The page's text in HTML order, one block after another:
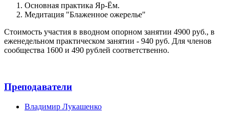
Основная практика Яр-Ём.
Медитация "Блаженное ожерелье"
Стоимость участия в вводном опорном занятии 4900 руб., в
еженедельном практическом занятии - 940 руб. Для членов
сообщества 1600 и 490 рублей соответственно.
Преподаватели
Владимир Лукашенко